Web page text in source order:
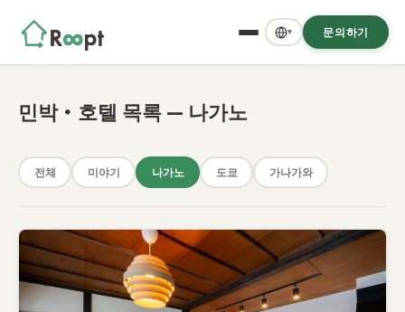
▾ 문의하기
민박・호텔 목록 — 나가노
전체 미야기 나가노 도쿄 가나가와